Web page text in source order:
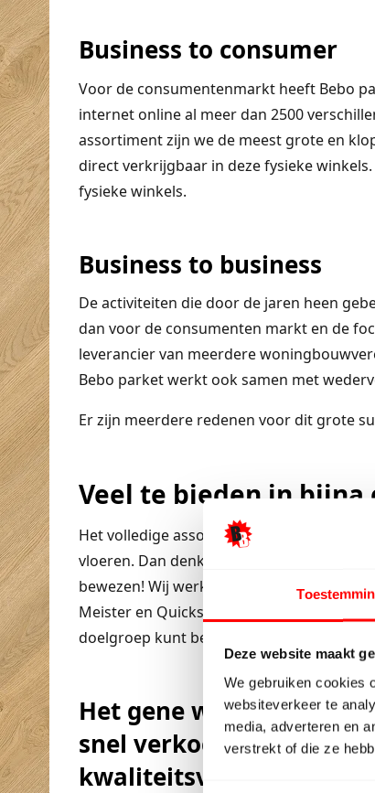
Deze website maakt
We gebruiken cookies
websiteverkeer te
media, adverteren en
verstrekt of die ze
Business to consumer
Voor de consumentenmarkt heeft Bebo
internet online al meer dan 2500
assortiment zijn we de meest grote en
direct verkrijgbaar in deze fysieke
fysieke winkels.
Business to business
De activiteiten die door de jaren heen
dan voor de consumenten markt en de
leverancier van meerdere
Bebo parket werkt ook samen met
Er zijn meerdere redenen voor dit grote
Veel te bieden in
Het volledige assortiment van Bebo
vloeren. Dan denkt u misschien dat we
bewezen! Wij werken onder andere met:
Meister en Quickstep. Bebo parket werkt
doelgroep kunt bereiken.
Het gene wat
snel verkocht daardoor
kwaliteitsverhouding.